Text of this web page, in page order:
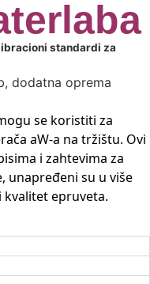
standardi za
se koristiti za
aW-a na tržištu. Ovi
i zahtevima za
unapređeni su u više
kvalitet epruveta.